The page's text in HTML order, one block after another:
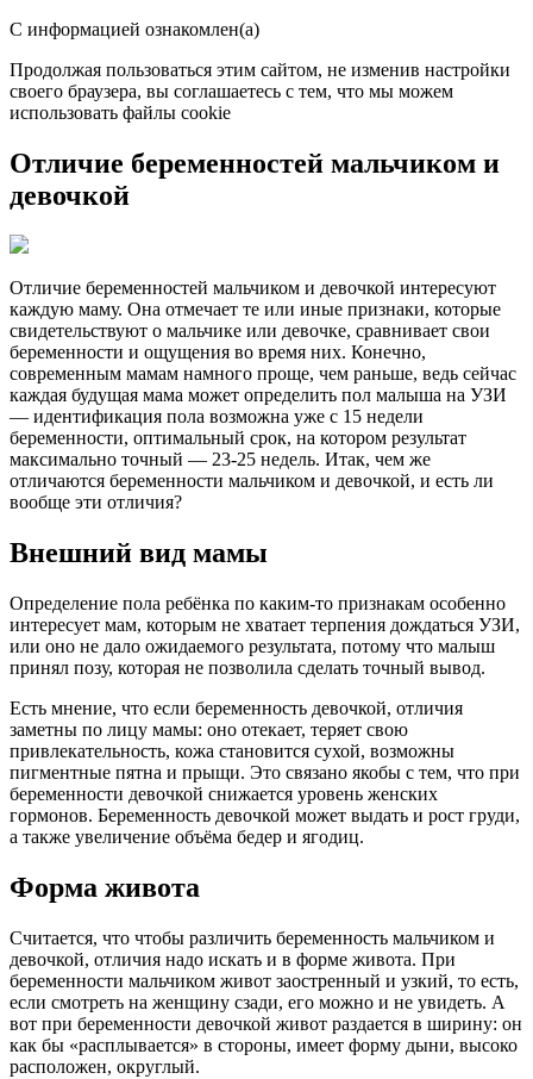
С информацией ознакомлен(а)
Продолжая пользоваться этим сайтом, не изменив настройки
своего браузера, вы соглашаетесь с тем, что мы можем
использовать файлы cookie
Отличие беременностей мальчиком и
девочкой
Отличие беременностей мальчиком и девочкой интересуют
каждую маму. Она отмечает те или иные признаки, которые
свидетельствуют о мальчике или девочке, сравнивает свои
беременности и ощущения во время них. Конечно,
современным мамам намного проще, чем раньше, ведь сейчас
каждая будущая мама может определить пол малыша на УЗИ
— идентификация пола возможна уже с 15 недели
беременности, оптимальный срок, на котором результат
максимально точный — 23-25 недель. Итак, чем же
отличаются беременности мальчиком и девочкой, и есть ли
вообще эти отличия?
Внешний вид мамы
Определение пола ребёнка по каким-то признакам особенно
интересует мам, которым не хватает терпения дождаться УЗИ,
или оно не дало ожидаемого результата, потому что малыш
принял позу, которая не позволила сделать точный вывод.
Есть мнение, что если беременность девочкой, отличия
заметны по лицу мамы: оно отекает, теряет свою
привлекательность, кожа становится сухой, возможны
пигментные пятна и прыщи. Это связано якобы с тем, что при
беременности девочкой снижается уровень женских
гормонов. Беременность девочкой может выдать и рост груди,
а также увеличение объёма бедер и ягодиц.
Форма живота
Считается, что чтобы различить беременность мальчиком и
девочкой, отличия надо искать и в форме живота. При
беременности мальчиком живот заостренный и узкий, то есть,
если смотреть на женщину сзади, его можно и не увидеть. А
вот при беременности девочкой живот раздается в ширину: он
как бы «расплывается» в стороны, имеет форму дыни, высоко
расположен, округлый.